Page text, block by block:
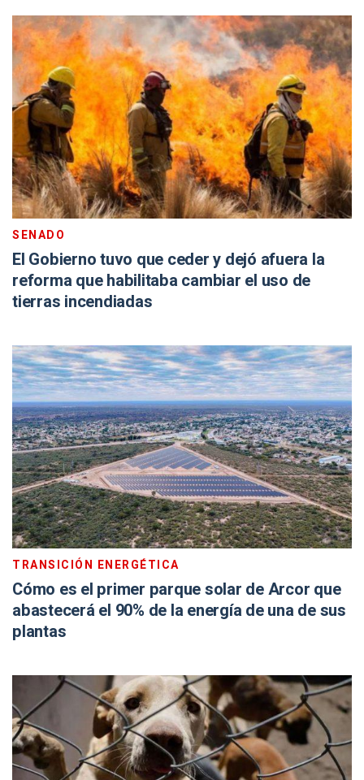
SENADO
El Gobierno tuvo que ceder y dejó afuera la
reforma que habilitaba cambiar el uso de
tierras incendiadas
TRANSICIÓN ENERGÉTICA
Cómo es el primer parque solar de Arcor que
abastecerá el 90% de la energía de una de sus
plantas